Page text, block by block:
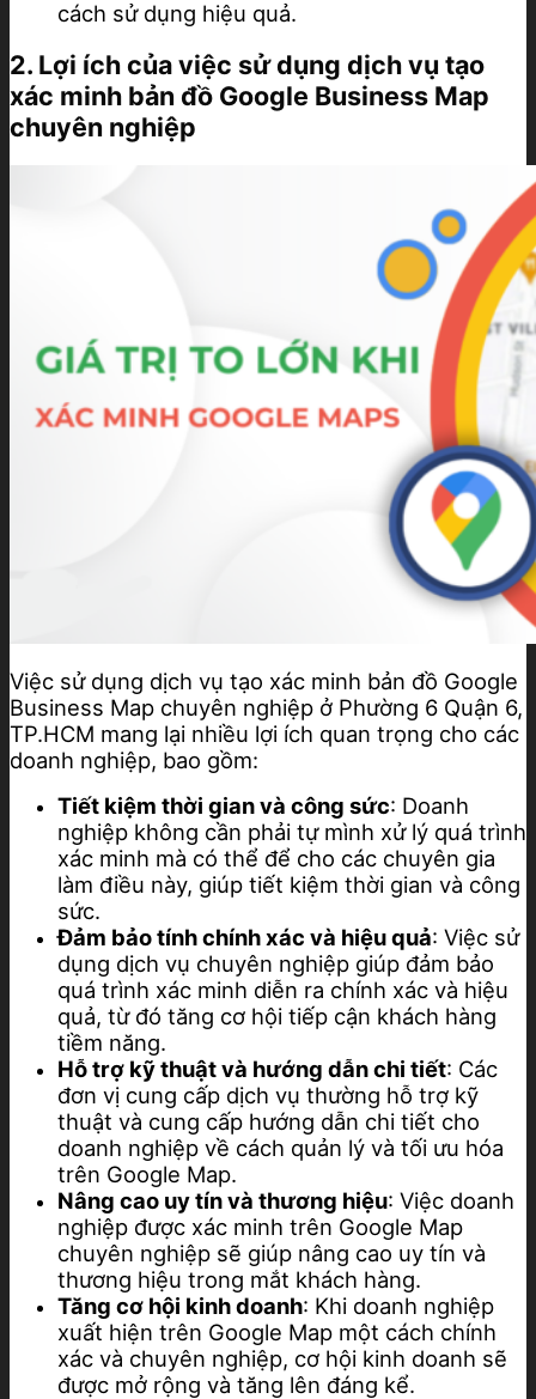
cách sử dụng hiệu quả.
2. Lợi ích của việc sử dụng dịch vụ tạo
xác minh bản đồ Google Business Map
chuyên nghiệp
Việc sử dụng dịch vụ tạo xác minh bản đồ Google
Business Map chuyên nghiệp ở Phường 6 Quận 6,
TP.HCM mang lại nhiều lợi ích quan trọng cho các
doanh nghiệp, bao gồm:
Tiết kiệm thời gian và công sức: Doanh
nghiệp không cần phải tự mình xử lý quá trình
xác minh mà có thể để cho các chuyên gia
làm điều này, giúp tiết kiệm thời gian và công
sức.
Đảm bảo tính chính xác và hiệu quả: Việc sử
dụng dịch vụ chuyên nghiệp giúp đảm bảo
quá trình xác minh diễn ra chính xác và hiệu
quả, từ đó tăng cơ hội tiếp cận khách hàng
tiềm năng.
Hỗ trợ kỹ thuật và hướng dẫn chi tiết: Các
đơn vị cung cấp dịch vụ thường hỗ trợ kỹ
thuật và cung cấp hướng dẫn chi tiết cho
doanh nghiệp về cách quản lý và tối ưu hóa
trên Google Map.
Nâng cao uy tín và thương hiệu: Việc doanh
nghiệp được xác minh trên Google Map
chuyên nghiệp sẽ giúp nâng cao uy tín và
thương hiệu trong mắt khách hàng.
Tăng cơ hội kinh doanh: Khi doanh nghiệp
xuất hiện trên Google Map một cách chính
xác và chuyên nghiệp, cơ hội kinh doanh sẽ
được mở rộng và tăng lên đáng kể.